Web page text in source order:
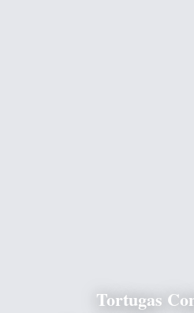
Tortugas